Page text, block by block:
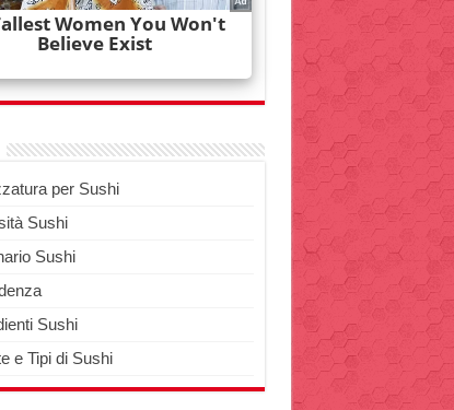
per Sushi
Sushi
Sushi
Sushi
e Tipi di Sushi